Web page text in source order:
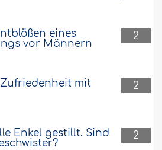
2
eines
vor Männern
2
mit
2
Enkel gestillt. Sind